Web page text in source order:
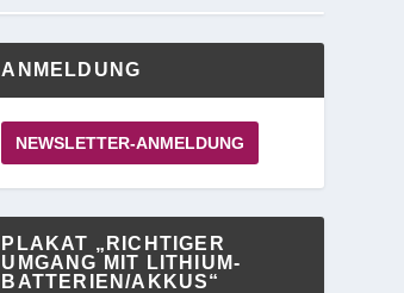
ANMELDUNG
NEWSLETTER-ANMELDUNG
PLAKAT „RICHTIGER
UMGANG MIT LITHIUM-
BATTERIEN/AKKUS“